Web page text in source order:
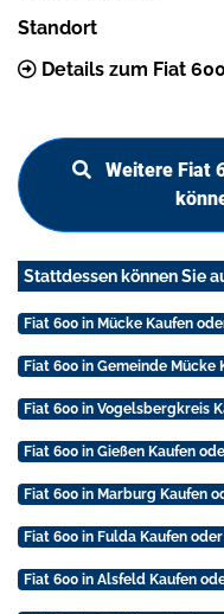
Standort
Details zum Fiat
Weitere Fiat
Stattdessen können Sie
Fiat 600 in Mücke Kaufen
Fiat 600 in Gemeinde Mücke
Fiat 600 in Vogelsbergkreis
Fiat 600 in Gießen Kaufen
Fiat 600 in Marburg Kaufen
Fiat 600 in Fulda Kaufen
Fiat 600 in Alsfeld Kaufen